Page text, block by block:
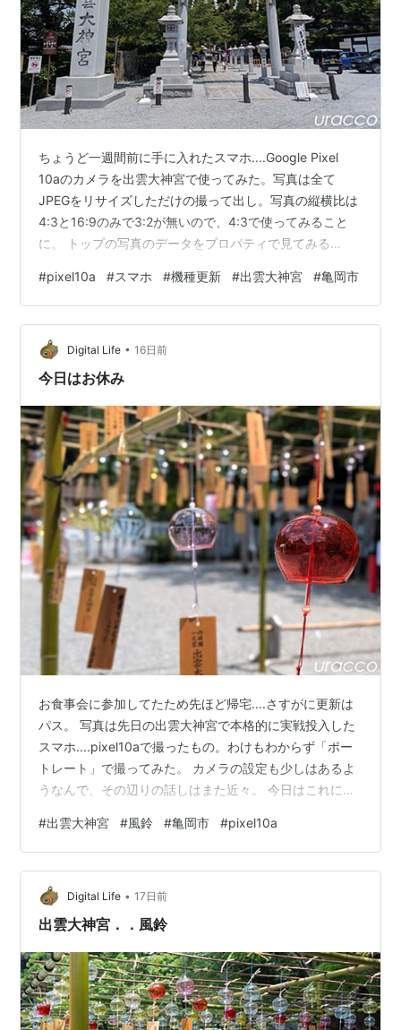
ちょうど一週間前に手に入れたスマホ....Google Pixel
10aのカメラを出雲大神宮で使ってみた。写真は全て
JPEGをリサイズしただけの撮って出し。写真の縦横比は
4:3と16:9のみで3:2が無いので、4:3で使ってみること
に。 トップの写真のデータをプロパティで見てみる
1/4831s，ISO24 f1.7，1/2304s，ISO28 木陰の少し暗い
所に移動して....f1.7，1/675s，ISO33 上の写真の画角は
デフォルトの×1で撮ったもので、これを×0.5の超広角で
撮ってみたのが下の写真。朝散歩のG…
#pixel10a #スマホ #機種更新 #出雲大神宮 #亀岡市
Digital Life • 16日前
今日はお休み
お食事会に参加してたため先ほど帰宅....さすがに更新は
パス。 写真は先日の出雲大神宮で本格的に実戦投入した
スマホ....pixel10aで撮ったもの。わけもわからず「ポー
トレート」で撮ってみた。 カメラの設定も少しはあるよ
うなんで、その辺りの話しはまた近々。 今日はこれに
グ参加中ガジェット ランキング参加中道の駅 ランキング
参加中自動車 ランキング参加中gooからきました
#出雲大神宮 #風鈴 #亀岡市 #pixel10a
Digital Life • 17日前
出雲大神宮．．風鈴